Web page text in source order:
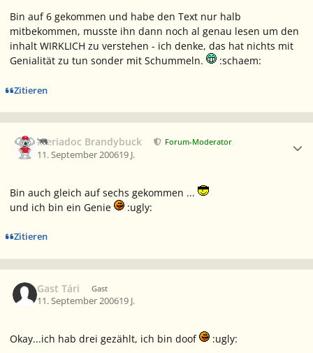
Bin auf 6 gekommen und habe den Text nur halb
mitbekommen, musste ihn dann noch al genau lesen um den
inhalt WIRKLICH zu verstehen - ich denke, das hat nichts mit
Genialität zu tun sonder mit Schummeln.
:schaem:
Zitieren
Meriadoc Brandybuck Forum-Moderator
11. September 200619 J.
Bin auch gleich auf sechs gekommen ...
und ich bin ein Genie
:ugly:
Zitieren
Gast Tári Gast
11. September 200619 J.
Okay...ich hab drei gezählt, ich bin doof :ugly: